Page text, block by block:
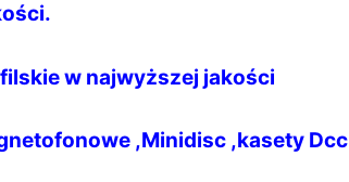
w najwyższej jakości
,Minidisc ,kasety Dcc